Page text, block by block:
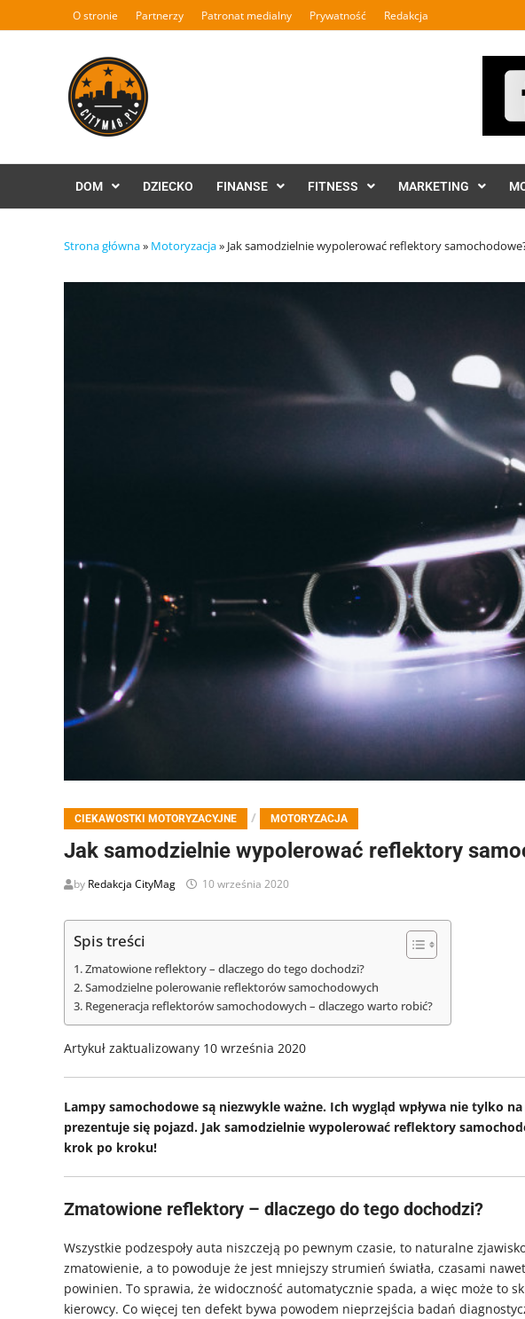
to
O stronie Partnerzy Patronat medialny Prywatność Redakcja
DOM DZIECKO FINANSE FITNESS MARKETING
Strona główna» Motoryzacja» Jak samodzielnie wypolerować reflektory
CIEKAWOSTKI MOTORYZACYJNE / MOTORYZACJA
Jak samodzielnie wypolerować reflektory
by Redakcja CityMag 10 września 2020
Spis treści
Zmatowione reflektory – dlaczego do tego dochodzi?
Samodzielne polerowanie reflektorów samochodowych
Regeneracja reflektorów samochodowych – dlaczego warto robić?
Artykuł zaktualizowany 10 września 2020
Lampy samochodowe są niezwykle ważne. Ich wygląd wpływa nie tylko
prezentuje się pojazd. Jak samodzielnie wypolerować reflektory
krok po kroku!
Zmatowione reflektory – dlaczego do tego dochodzi?
Wszystkie podzespoły auta niszczeją po pewnym czasie, to naturalne
zmatowienie, a to powoduje że jest mniejszy strumień światła, czasami
powinien. To sprawia, że widoczność automatycznie spada, a więc może to
kierowcy. Co więcej ten defekt bywa powodem nieprzejścia badań